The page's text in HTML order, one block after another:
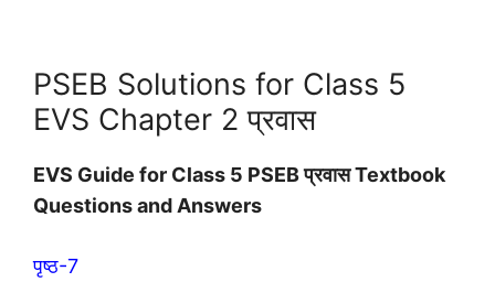
PSEB Solutions for Class 5
EVS Chapter 2 प्रवास
EVS Guide for Class 5 PSEB प्रवास Textbook
Questions and Answers
पृष्ठ-7